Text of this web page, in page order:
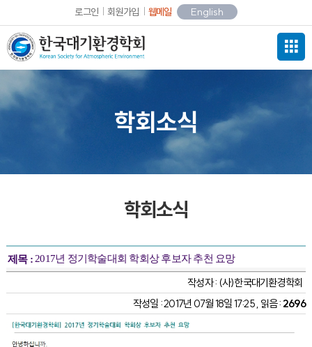
로그인 회원가입 웹메일 English
학회소식
학회소식
제목 :2017년 정기학술대회 학회상 후보자 추천 요망
작성자 : (사)한국대기환경학회
작성일 : 2017년 07월 18일 17:25 , 읽음 :2696